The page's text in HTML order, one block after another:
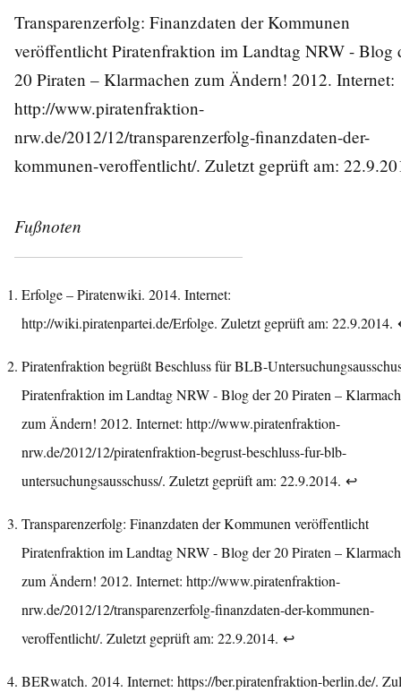
Transparenzerfolg: Finanzdaten der Kommunen
veröffentlicht Piratenfraktion im Landtag NRW - Blog
20 Piraten – Klarmachen zum Ändern! 2012. Internet:
http://www.piratenfraktion-
nrw.de/2012/12/transparenzerfolg-finanzdaten-der-
kommunen-veroffentlicht/. Zuletzt geprüft am:
Fußnoten
Erfolge – Piratenwiki. 2014. Internet:
http://wiki.piratenpartei.de/Erfolge. Zuletzt geprüft am: 22.9.2014.
Piratenfraktion begrüßt Beschluss für BLB-
Piratenfraktion im Landtag NRW - Blog der 20 Piraten –
zum Ändern! 2012. Internet: http://www.piratenfraktion-
nrw.de/2012/12/piratenfraktion-begrust-beschluss-fur-blb-
untersuchungsausschuss/. Zuletzt geprüft am: 22.9.2014. ↩︎
Transparenzerfolg: Finanzdaten der Kommunen veröffentlicht
Piratenfraktion im Landtag NRW - Blog der 20 Piraten –
zum Ändern! 2012. Internet: http://www.piratenfraktion-
nrw.de/2012/12/transparenzerfolg-finanzdaten-der-kommunen-
veroffentlicht/. Zuletzt geprüft am: 22.9.2014. ↩︎
BERwatch. 2014. Internet: https://ber.piratenfraktion-berlin.de/.